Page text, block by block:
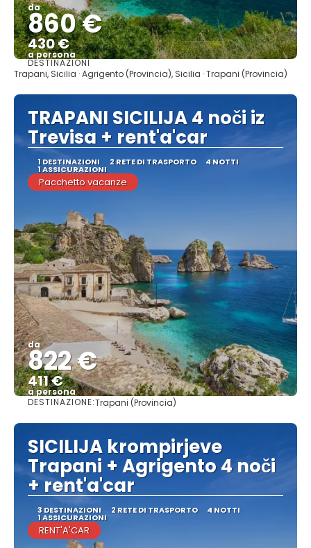
da
860 €
430 €
a persona
Vedere
DESTINAZIONI
Trapani, Sicilia · Agrigento (Provincia), Sicilia · Trapani (Provincia)
TRAPANI SICILIJA 4 noči iz
Trevisa + rent'a'car
1 DESTINAZIONI 2 RETE DI TRASPORTO 4 NOTTI
1 ASSICURAZIONI
Pacchetto vacanze
da
822 €
411 €
a persona
Vedere
DESTINAZIONE:Trapani (Provincia)
SICILIJA krompirjeve
Trapani + Agrigento 4 noči
+ rent'a'car
3 DESTINAZIONI 2 RETE DI TRASPORTO 4 NOTTI
1 ASSICURAZIONI
RENT'A'CAR